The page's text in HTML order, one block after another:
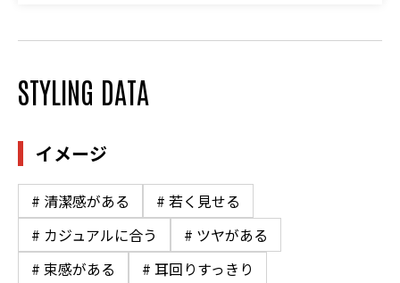
STYLING DATA
イメージ
# 清潔感がある
# 若く見せる
# カジュアルに合う
# ツヤがある
# 束感がある
# 耳回りすっきり